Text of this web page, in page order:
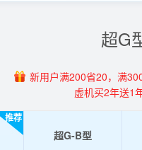
超G
新用户满200省20，满
虚机买2年送1
推荐
超G-B型